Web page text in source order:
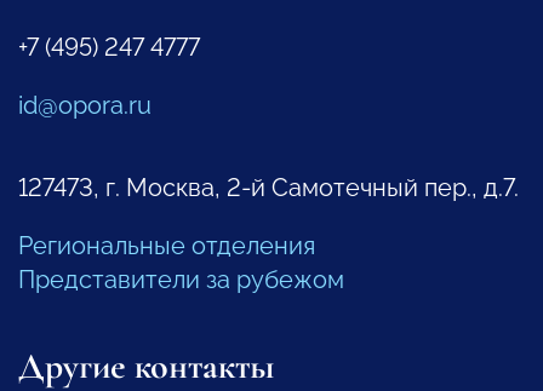
+7 (495) 247 4777
id@opora.ru
127473, г. Москва, 2-й Самотечный пер., д.7.
Региональные отделения
Представители за рубежом
Другие контакты